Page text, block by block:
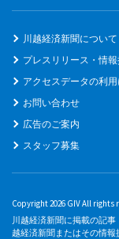
川越経済新聞について
プレスリリース・情
アクセスデータの利
お問い合わせ
広告のご案内
スタッフ募集
Copyright 2026 GIV All rights
川越経済新聞に掲載の記
越経済新聞またはその情報